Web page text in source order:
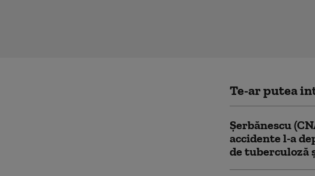
Te-ar putea
Şerbănescu
accidente l-a
de tuberculoză